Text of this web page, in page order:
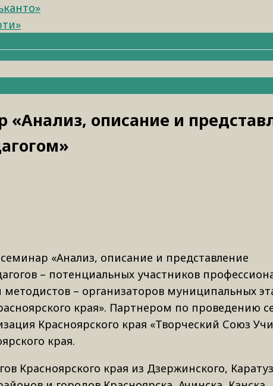
описание и
«Анализ, описание и представление
– потенциальных участников
методистов – организаторов муниципальных
края». Партнером по проведению
Красноярского края «Творческий Союз
края.
Красноярского края из Дзержинского,